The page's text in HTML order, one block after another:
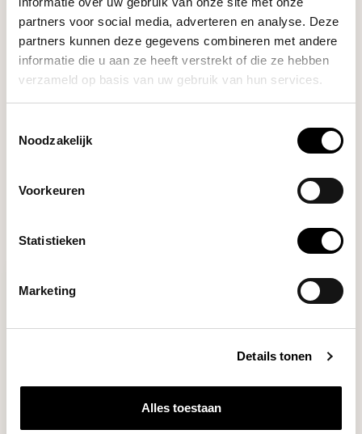
partners voor social media, adverteren en analyse. Deze
partners kunnen deze gegevens combineren met andere
informatie die u aan ze heeft verstrekt of die ze hebben
verzameld op basis van uw gebruik van hun services.
Noodzakelijk
Voorkeuren
Statistieken
Marketing
Details tonen
Alles toestaan
Comandante
Polymer Bean Jar (Yellow) €6,95
DO YOU HAVE A QUESTION ABOUT THIS PRODUCT?
RECENTLY VIEWED